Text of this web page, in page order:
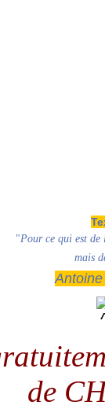
"Pour ce qui est
mais
de